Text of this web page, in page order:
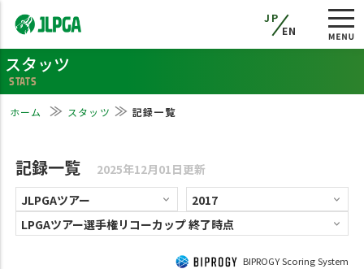
JP
EN
スタッツ
STATS
ホーム スタッツ 記録一覧
記録一覧 2025年12月01日更新
BIPROGY Scoring System